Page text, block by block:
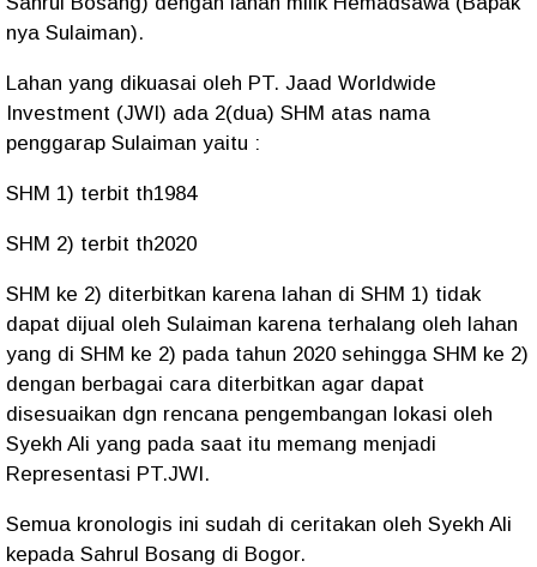
nya Sulaiman).
Lahan yang dikuasai oleh PT. Jaad Worldwide
Investment (JWI) ada 2(dua) SHM atas nama
penggarap Sulaiman yaitu :
SHM 1) terbit th1984
SHM 2) terbit th2020
SHM ke 2) diterbitkan karena lahan di SHM 1) tidak
dapat dijual oleh Sulaiman karena terhalang oleh lahan
yang di SHM ke 2) pada tahun 2020 sehingga SHM ke 2)
dengan berbagai cara diterbitkan agar dapat
disesuaikan dgn rencana pengembangan lokasi oleh
Syekh Ali yang pada saat itu memang menjadi
Representasi PT.JWI.
Semua kronologis ini sudah di ceritakan oleh Syekh Ali
kepada Sahrul Bosang di Bogor.